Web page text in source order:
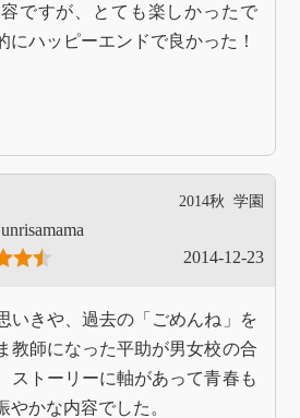
ですが、とても楽しかったで
にハッピーエンドで良かった！
2014秋 学園
2014-12-23
いきや、過去の「ごめんね」を
教師になった平助が男女校の合
ストーリーに軸があって青春も
やかな内容でした。